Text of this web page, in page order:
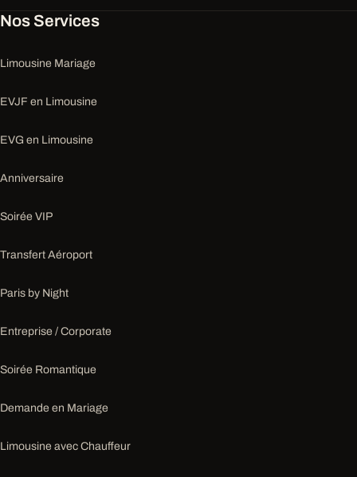
Nos Services
Limousine Mariage
EVJF en Limousine
EVG en Limousine
Anniversaire
Soirée VIP
Transfert Aéroport
Paris by Night
Entreprise / Corporate
Soirée Romantique
Demande en Mariage
Limousine avec Chauffeur